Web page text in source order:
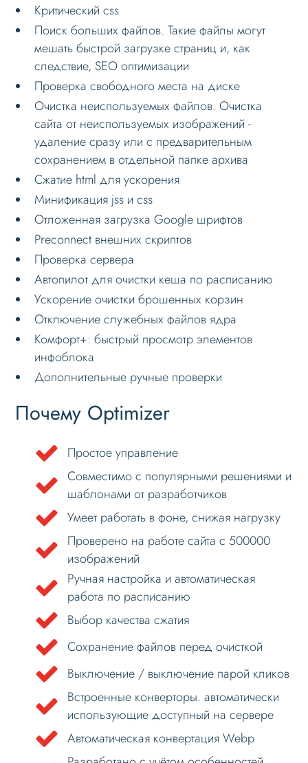
Критический css
Поиск больших файлов. Такие файлы могут
мешать быстрой загрузке страниц и, как
следствие, SEO оптимизации
Проверка свободного места на диске
Очистка неиспользуемых файлов. Очистка
сайта от неиспользуемых изображений -
удаление сразу или с предварительным
сохранением в отдельной папке архива
Сжатие html для ускорения
Минификация jss и css
Отложенная загрузка Google шрифтов
Preconnect внешних скриптов
Проверка сервера
Автопилот для очистки кеша по расписанию
Ускорение очистки брошенных корзин
Отключение служебных файлов ядра
Комфорт+: быстрый просмотр элементов
инфоблока
Дополнительные ручные проверки
Почему Optimizer
Простое управление
Совместимо с популярными решениями и
шаблонами от разработчиков
Умеет работать в фоне, снижая нагрузку
Проверено на работе сайта с 500000
изображений
Ручная настройка и автоматическая
работа по расписанию
Выбор качества сжатия
Сохранение файлов перед очисткой
Выключение / выключение парой кликов
Встроенные конверторы. автоматически
использующие доступный на сервере
Автоматическая конвертация Webp